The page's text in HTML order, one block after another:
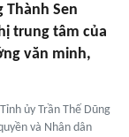
Sen
trung tâm của
văn minh,
ủy Trần Thế Dũng
và Nhân dân